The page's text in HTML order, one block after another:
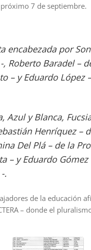
7 de septiembre.
encabezada por
, Roberto Baradel –
– y Eduardo López
Azul y Blanca,
Henríquez –
Del Plá – de la
– y Eduardo
.
de la educación
– donde el